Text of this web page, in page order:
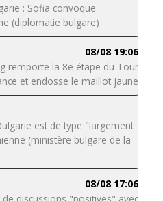
: Sofia convoque
(diplomatie bulgare)
08/08 19:06
remporte la 8e étape du Tour
et endosse le maillot jaune
est de type "largement
(ministère bulgare de la
08/08 17:06